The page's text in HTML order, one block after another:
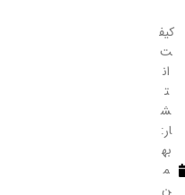
کیف
ت
ان
ت
ش
ار:
به
م
ن